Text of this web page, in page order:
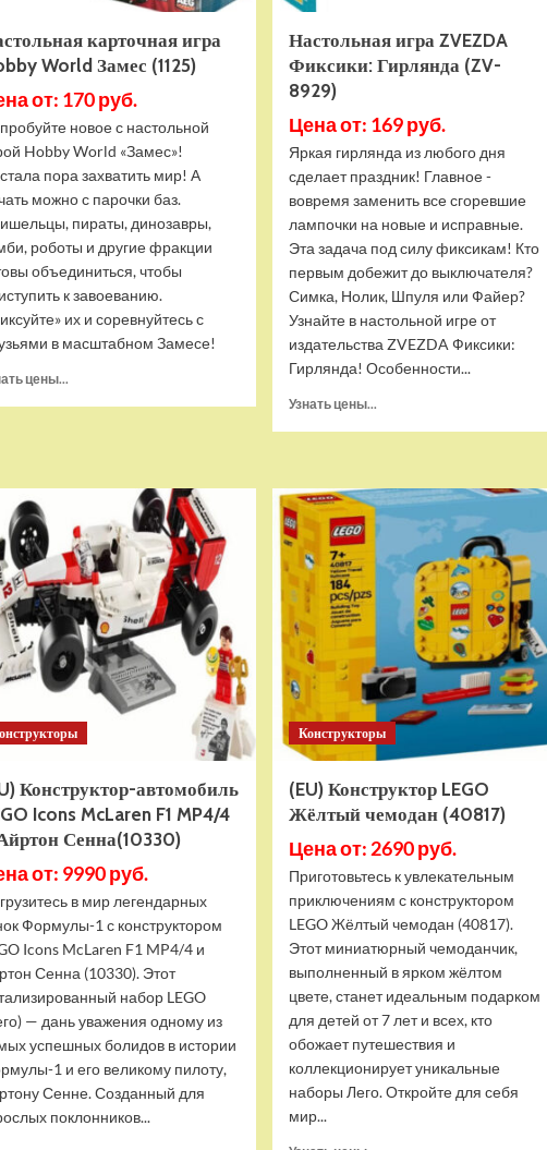
карточная игра
World Замес (1125)
от: 170 руб.
новое с настольной
Hobby World «Замес»!
пора захватить мир! А
можно с парочки баз.
пираты, динозавры,
роботы и другие фракции
объединиться, чтобы
к завоеванию.
их и соревнуйтесь с
в масштабном Замесе!
цены...
World
Замес
(1125)
Настольная игра ZVEZDA
Фиксики: Гирлянда (ZV-
8929)
Цена от: 169 руб.
Яркая гирлянда из любого дня
сделает праздник! Главное -
вовремя заменить все сгоревшие
лампочки на новые и исправные.
Эта задача под силу фиксикам! Кто
первым добежит до выключателя?
Симка, Нолик, Шпуля или Файер?
Узнайте в настольной игре от
издательства ZVEZDA Фиксики:
Гирлянда! Особенности...
Узнать цены...
ZVEZDA
Фиксики:
Гирлянда
(ZV-
Конструктор-автомобиль
Icons McLaren F1 MP4/4
Сенна(10330)
от: 9990 руб.
в мир легендарных
Формулы-1 с конструктором
Icons McLaren F1 MP4/4 и
Сенна (10330). Этот
набор LEGO
— дань уважения одному из
успешных болидов в истории
1 и его великому пилоту,
Сенне. Созданный для
поклонников...
Конструкторы
(EU) Конструктор LEGO
Жёлтый чемодан (40817)
Цена от: 2690 руб.
Приготовьтесь к увлекательным
приключениям с конструктором
LEGO Жёлтый чемодан (40817).
Этот миниатюрный чемоданчик,
выполненный в ярком жёлтом
цвете, станет идеальным подарком
для детей от 7 лет и всех, кто
обожает путешествия и
коллекционирует уникальные
наборы Лего. Откройте для себя
мир...